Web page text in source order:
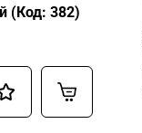
(Код: 382)